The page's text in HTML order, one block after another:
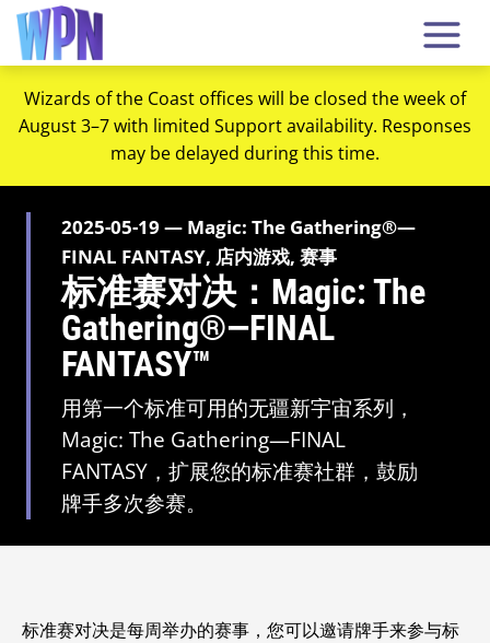
Wizards of the Coast offices will be closed the week of
August 3–7 with limited Support availability. Responses
may be delayed during this time.
2025-05-19 — Magic: The Gathering®—
FINAL FANTASY, 店内游戏, 赛事
标准赛对决：Magic: The
Gathering®—FINAL
FANTASY™
用第一个标准可用的无疆新宇宙系列，
Magic: The Gathering—FINAL
FANTASY，扩展您的标准赛社群，鼓励
牌手多次参赛。
标准赛对决是每周举办的赛事，您可以邀请牌手来参与标